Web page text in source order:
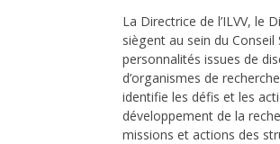
La Directrice de l’ILVV, le
siègent au sein du
personnalités issues de
d’organismes de
identifie les défis et les
développement de la
missions et actions des